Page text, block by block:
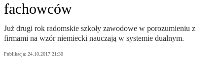
fachowców
Już drugi rok radomskie szkoły zawodowe w porozumieniu z
firmami na wzór niemiecki nauczają w systemie dualnym.
Publikacja: 24.10.2017 21:30